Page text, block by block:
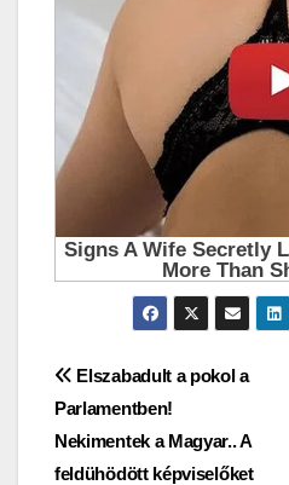
Bejegyzés
navigáció
Elszabadult a pokol a
Parlamentben!
Nekimentek a Magyar.. A
feldühödött képviselőket